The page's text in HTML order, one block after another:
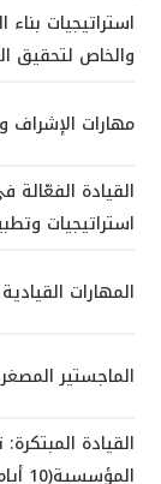
استراتيجيات
والخاص لتحقيق
مهارات الإشراف
القيادة الفعّالة
استراتيجيات
المهارات
الماجستير
القيادة
المؤسسية(10 أيام)